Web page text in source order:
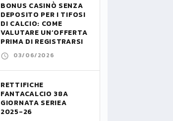
BONUS CASINÒ SENZA
DEPOSITO PER I TIFOSI
DI CALCIO: COME
VALUTARE UN’OFFERTA
PRIMA DI REGISTRARSI
03/06/2026
RETTIFICHE
FANTACALCIO 38A
GIORNATA SERIEA
2025-26